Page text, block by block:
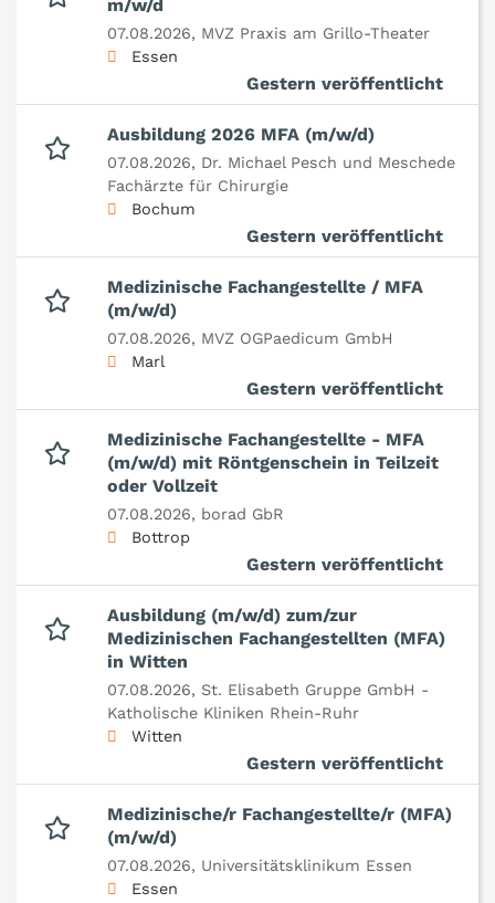
m/w/d
07.08.2026, MVZ Praxis am Grillo-Theater
Essen
Gestern veröffentlicht
Ausbildung 2026 MFA (m/w/d)
07.08.2026, Dr. Michael Pesch und Meschede
Fachärzte für Chirurgie
Bochum
Gestern veröffentlicht
Medizinische Fachangestellte / MFA
(m/w/d)
07.08.2026, MVZ OGPaedicum GmbH
Marl
Gestern veröffentlicht
Medizinische Fachangestellte - MFA
(m/w/d) mit Röntgenschein in Teilzeit
oder Vollzeit
07.08.2026, borad GbR
Bottrop
Gestern veröffentlicht
Ausbildung (m/w/d) zum/zur
Medizinischen Fachangestellten (MFA)
in Witten
07.08.2026, St. Elisabeth Gruppe GmbH -
Katholische Kliniken Rhein-Ruhr
Witten
Gestern veröffentlicht
Medizinische/r Fachangestellte/r (MFA)
(m/w/d)
07.08.2026, Universitätsklinikum Essen
Essen